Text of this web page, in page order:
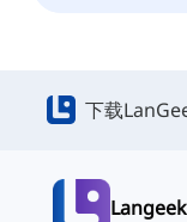
下载
Langeek